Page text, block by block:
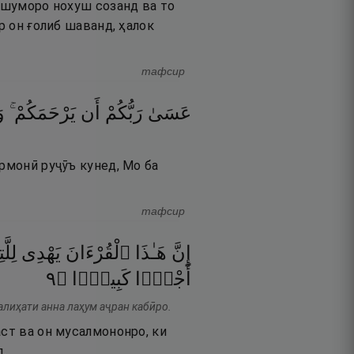
нохуш созанд ва то
он ғолиб шаванд, ҳалок
тафсир
عَسَىٰ رَبُّكُمْ أَن يَرْحَمَكُمْ ۚ
руҷӯъ кунед, Мо ба
тафсир
إِنَّ هَـٰذَا ٱلْقُرْءَانَ يَهْدِى
أَجْرًۭا كَبِيرًۭا ۝٩
анна лаҳум аҷран кабӣро.
ва он мусалмононро, ки